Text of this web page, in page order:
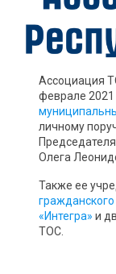
Ассоциация
феврале 2021
личному
Олега
Также ее
«Интегра» и
ТОС.